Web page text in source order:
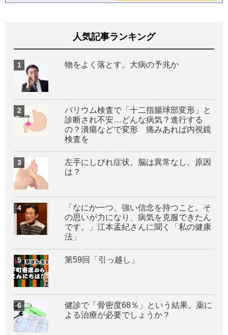
人気記事ランキング
物をよく落とす。大病の予兆か
バリウム検査で「十二指腸球部変形」と
診断され不安…どんな病気？進行する
の？潰瘍などで変形 痛みあれば内視鏡
検査を
左手にしびれ症状。脳は異常なし。原因
は？
「なにか一つ、強い信念を持つこと。そ
の思いが力になり、病気を克服できたん
です。」江本孟紀さんに聞く「私の健康
法」
第59回「引っ越し」
健診で「骨密度68％」という結果。薬に
よる治療が必要でしょうか？